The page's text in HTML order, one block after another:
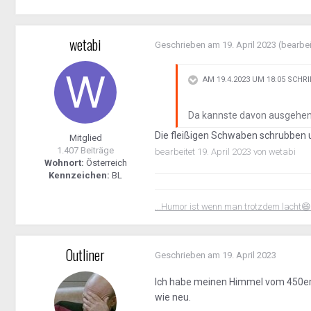
wetabi
Mitglied
1.407 Beiträge
Wohnort: Österreich
Kennzeichen: BL
Geschrieben am 19. April 2023
AM 19.4.2023 UM 18:05
Da kannste davon
Die fleißigen Schwaben
bearbeitet 19. April 2023 von wetabi
...Humor ist wenn man trotzdem lacht😄
Outliner Geschrieben am 19. April 2023
Ich habe meinen Himmel vom
wie neu.